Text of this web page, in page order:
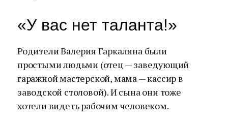
«У вас нет таланта!»
Родители Валерия Гаркалина были
простыми людьми (отец — заведующий
гаражной мастерской, мама — кассир в
заводской столовой). И сына они тоже
хотели видеть рабочим человеком.